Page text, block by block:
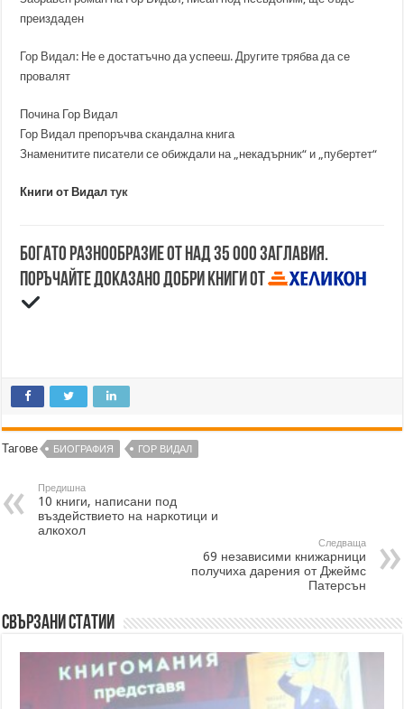
преиздаден
Гор Видал: Не е достатъчно да успееш. Другите трябва да се
провалят
Почина Гор Видал
Гор Видал препоръчва скандална книга
Знаменитите писатели се обиждали на „некадърник“ и „пубертет“
Книги от Видалтук
Богато разнообразие от над 35 000 заглавия.
Поръчайте доказано добри книги от
Тагове БИОГРАФИЯ ГОР ВИДАЛ
Предишна
10 книги, написани под
въздействието на наркотици и
алкохол
Следваща
69 независими книжарници
получиха дарения от Джеймс
Патерсън
Свързани статии